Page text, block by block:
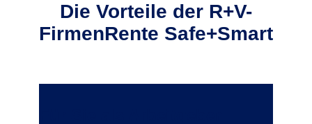
Die Vorteile der R+V-
FirmenRente Safe+Smart